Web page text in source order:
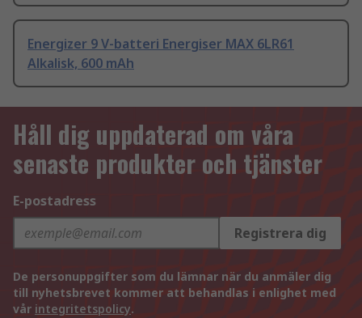
Energizer 9 V-batteri Energiser MAX 6LR61
Alkalisk, 600 mAh
Håll dig uppdaterad om våra
senaste produkter och tjänster
E-postadress
Registrera dig
De personuppgifter som du lämnar när du anmäler dig
till nyhetsbrevet kommer att behandlas i enlighet med
vår integritetspolicy.